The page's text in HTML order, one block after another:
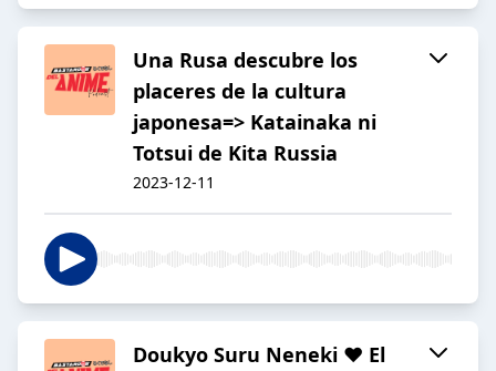
Una Rusa descubre los
placeres de la cultura
japonesa=> Katainaka ni
Totsui de Kita Russia
2023-12-11
Doukyo Suru Neneki ♥ El